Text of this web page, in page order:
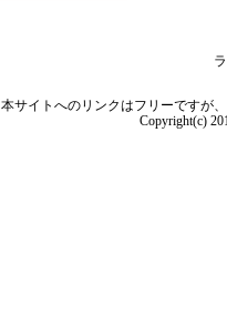
本サイトへのリンクはフリーですが
Copyright(c)